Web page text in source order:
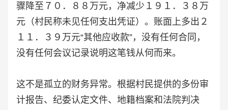
骤降至７０．８８万元，净减少１９１．３８万
元（村民称未见任何支出凭证）。账面上多出２
１１．３９万元“其他应收款”，没有任何合同，
没有任何会议记录说明这笔钱从何而来。
这不是孤立的财务异常。根据村民提供的多份审
计报告、纪委认定文件、地籍档案和法院判决